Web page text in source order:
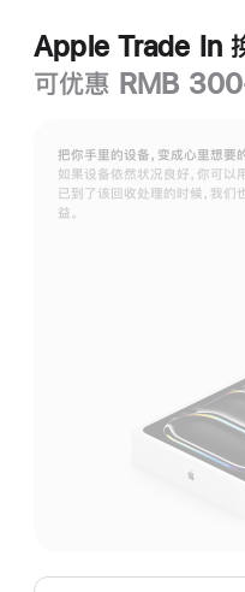
Apple Trade In 换
可优惠 RMB
把你手里的设备，变成心里想要的
如果设备依然状况良好，你可以
已到了该回收处理的时候，我们
益。
Apple